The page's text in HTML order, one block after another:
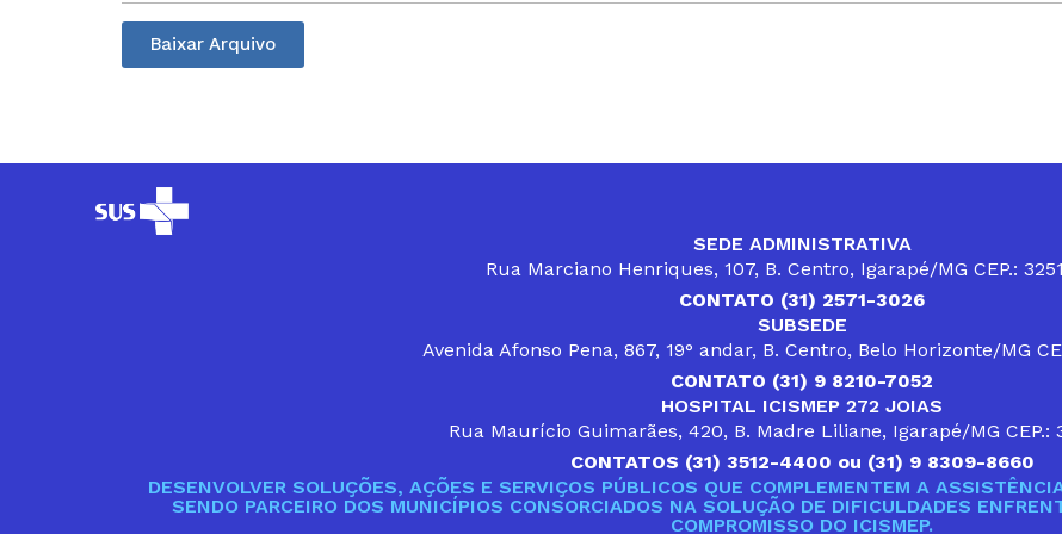
Baixar Arquivo
SEDE ADMINISTRATIVA
Rua Marciano Henriques, 107, B. Centro, Igarapé/MG CEP.:
CONTATO (31) 2571-3026
SUBSEDE
Avenida Afonso Pena, 867, 19° andar, B. Centro, Belo Horizonte/MG
CONTATO (31) 9 8210-7052
HOSPITAL ICISMEP 272 JOIAS
Rua Maurício Guimarães, 420, B. Madre Liliane, Igarapé/MG CEP.:
CONTATOS (31) 3512-4400 ou (31) 9 8309-8660
DESENVOLVER SOLUÇÕES, AÇÕES E SERVIÇOS PÚBLICOS QUE COMPLEMENTEM A
SENDO PARCEIRO DOS MUNICÍPIOS CONSORCIADOS NA SOLUÇÃO DE DIFICULDADES
COMPROMISSO DO ICISMEP.